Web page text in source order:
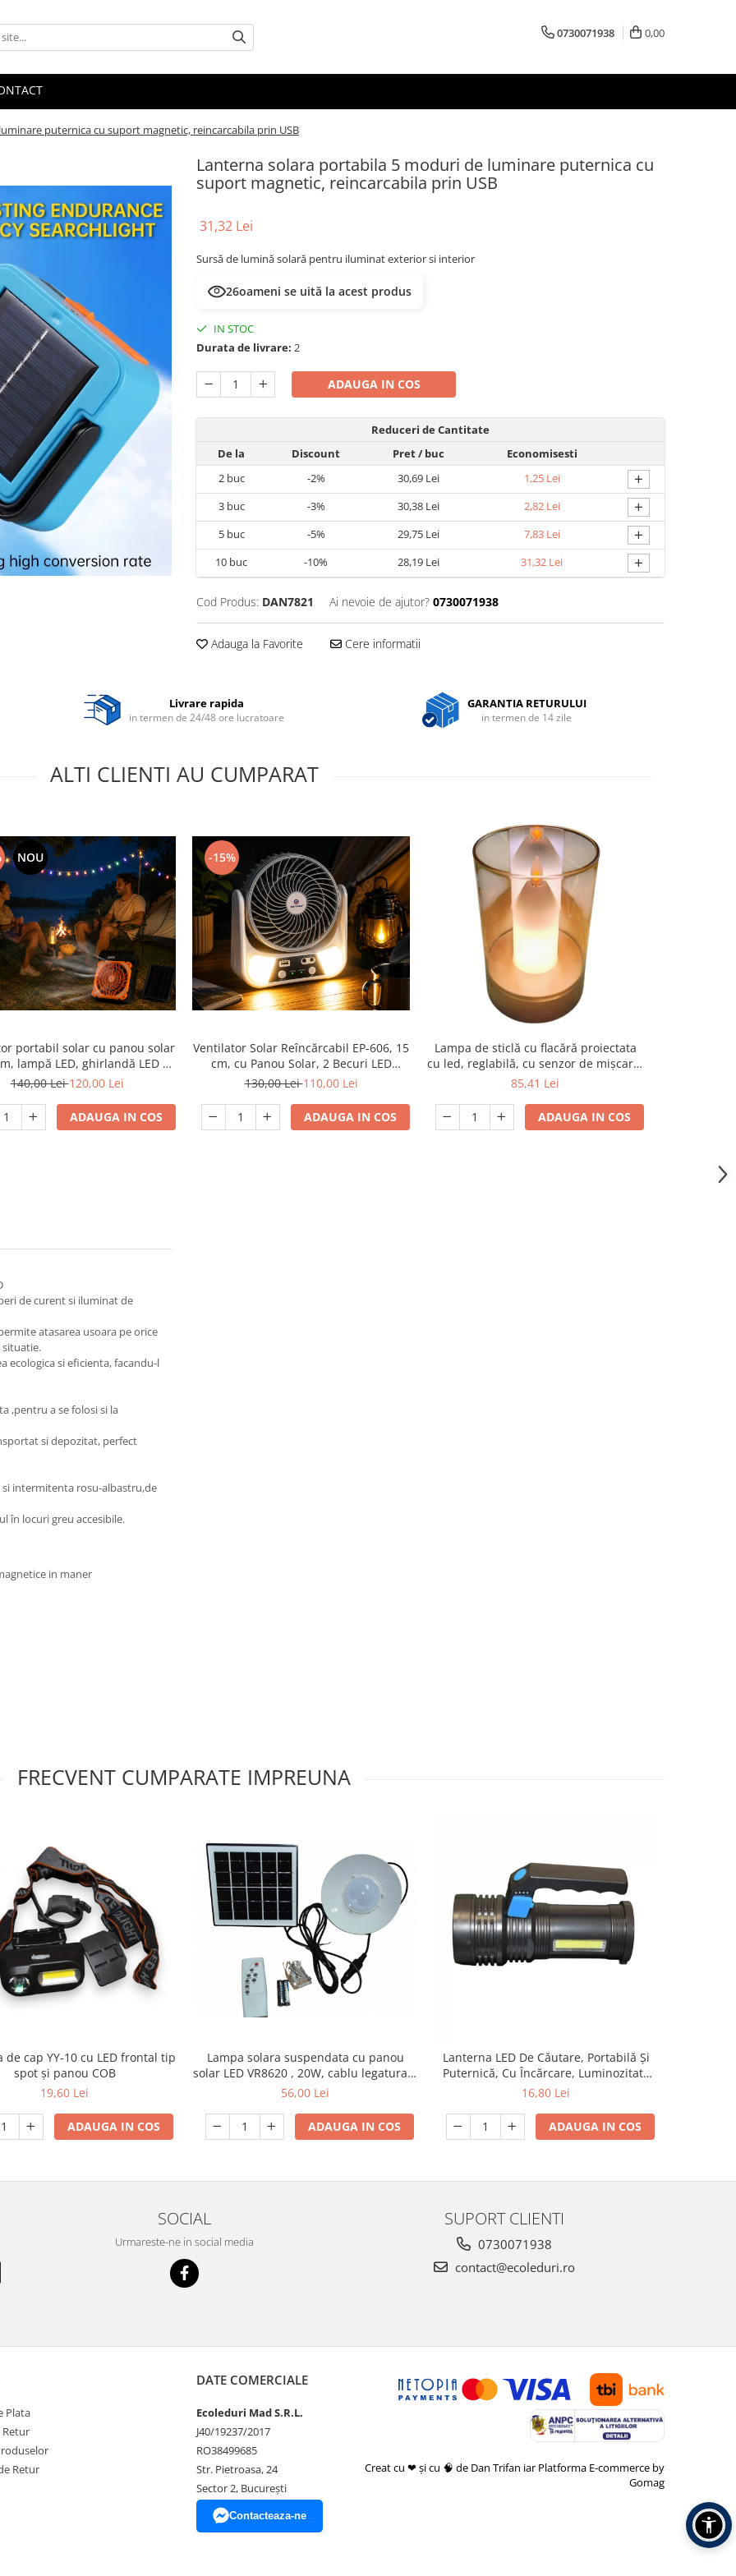
0730071938 0,00
puternica cu suport magnetic, reincarcabila prin USB
Lanterna solara portabila 5 moduri de luminare puternica cu
suport magnetic, reincarcabila prin USB
31,32 Lei
Sursă de lumină solară pentru iluminat exterior si interior
26oameni se uită la acest produs
IN STOC
Durata de livrare: 2
ADAUGA IN COS
Reduceri de Cantitate
De la
Discount Pret/ buc
Economisesti
2buc -2% 30,69 Lei 1,25 Lei +
3buc -3% 30,38 Lei 2,82 Lei +
5buc -5% 29,75 Lei 7,83 Lei +
10 buc -10% 28,19 Lei 31,32 Lei +
Cod Produs: DAN7821 Ai nevoie de ajutor? 0730071938
Adauga la Favorite Cere informatii
Livrare rapida
in termen de 24/48 ore lucratoare
GARANTIA RETURULUI
in termen de 14 zile
ALTI CLIENTI AU CUMPARAT
NOU
portabil solar cu panou solar
lampă LED, ghirlandă LED 10
m multicoloră, acumulator
timer 2/4h - PV-WJ016
140,00 Lei120,00 Lei
ADAUGA IN COS
-15%
Ventilator Solar Reîncărcabil EP-606, 15
cm, cu Panou Solar, 2 Becuri LED
Incluse, Acumulator 3000 mAh, USB
Încărcare Type-C, engros
130,00 Lei110,00 Lei
ADAUGA IN COS
Lampa de sticlă cu flacără proiectata
cu led, reglabilă, cu senzor de mișcare,
control, lumină de noapte fără fir,
restaurant, cafenea, lanternă de masă
cu lumină caldă
85,41 Lei
ADAUGA IN COS
de curent si iluminat de
atasarea usoara pe orice
situatie.
ecologica si eficienta, facandu-l
,pentru a se folosi si la
si depozitat, perfect
intermitenta rosu-albastru,de
în locuri greu accesibile.
in maner
FRECVENT CUMPARATE IMPREUNA
de cap YY-10 cu LED frontal tip
spot și panou COB
19,60 Lei
ADAUGA IN COS
Lampa solara suspendata cu panou
solar LED VR8620 , 20W, cablu legatura 3
m
56,00 Lei
ADAUGA IN COS
Lanterna LED De Căutare, Portabilă Și
Puternică, Cu Încărcare, Luminozitate
Superioară, Lanterna Portabilă Cu
16,80 Lei
ADAUGA IN COS
SOCIAL
Urmareste-ne in social media
SUPORT CLIENTI
0730071938
contact@ecoleduri.ro
Plata
Retur
Retur
DATE COMERCIALE
Ecoleduri Mad S.R.L.
J40/19237/2017
RO38499685
Str. Pietroasa, 24
Sector 2, București
Contacteaza-ne
Creat cu ❤ și cu 🧠 de Dan Trifan iar Platforma E-commerce by
Gomag